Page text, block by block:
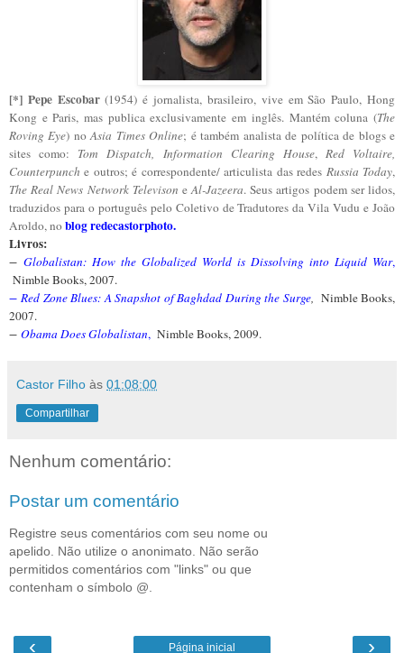
[*] Pepe Escobar(1954) é jornalista, brasileiro, vive em São Paulo, Hong
Kong e Paris, mas publica exclusivamente em inglês. Mantém coluna (The
Roving Eye) noAsia Times Online; é também analista de política de blogs e
sites como: Tom Dispatch, Information Clearing House, Red Voltaire,
Counterpunch e outros; é correspondente/ articulista das redes Russia Today,
The Real News Network Televison eAl-Jazeera. Seus artigos podem ser lidos,
traduzidos para o português pelo Coletivo de Tradutores da Vila Vudu e João
Aroldo, noblog redecastorphoto.
Livros:
− Globalistan: How the Globalized World is Dissolving into Liquid War,
Nimble Books, 2007.
−Red Zone Blues: A Snapshot of Baghdad During the Surge, Nimble Books,
2007.
− Obama Does Globalistan, Nimble Books, 2009.
Castor Filho às 01:08:00
Compartilhar
Nenhum comentário:
Postar um comentário
Registre seus comentários com seu nome ou
apelido. Não utilize o anonimato. Não serão
permitidos comentários com "links" ou que
contenham o símbolo @.
‹ ›
Página inicial